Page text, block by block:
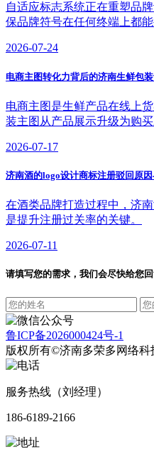
自适应标志系统正在重塑品
保品牌符号在任何终端上都
2026-07-24
电商主图转化力背后的济南生鲜包
电商主图是生鲜产品在线上
装主图从产品展示升级为购买
2026-07-17
济南酒的logo设计商标注册驳回原
在酒类品牌打造过程中，济
是提升注册过关率的关键。
2026-07-11
请填写您的需求，我们会尽快给您
鲁ICP备2026000424号-1
版权所有©济南多荣多网络科
服务热线（刘经理）
186-6189-2166